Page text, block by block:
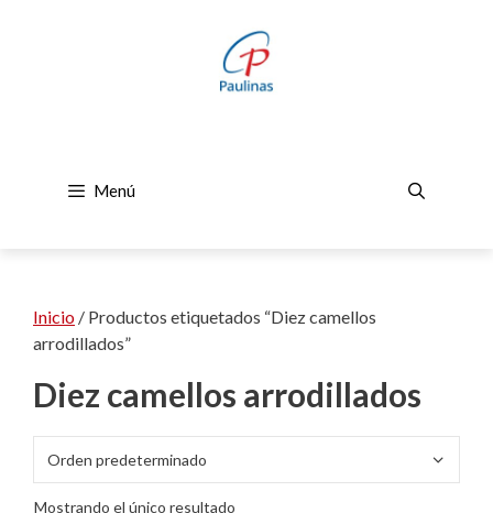
Menú
Inicio / Productos etiquetados “Diez camellos
arrodillados”
Diez camellos arrodillados
Mostrando el único resultado